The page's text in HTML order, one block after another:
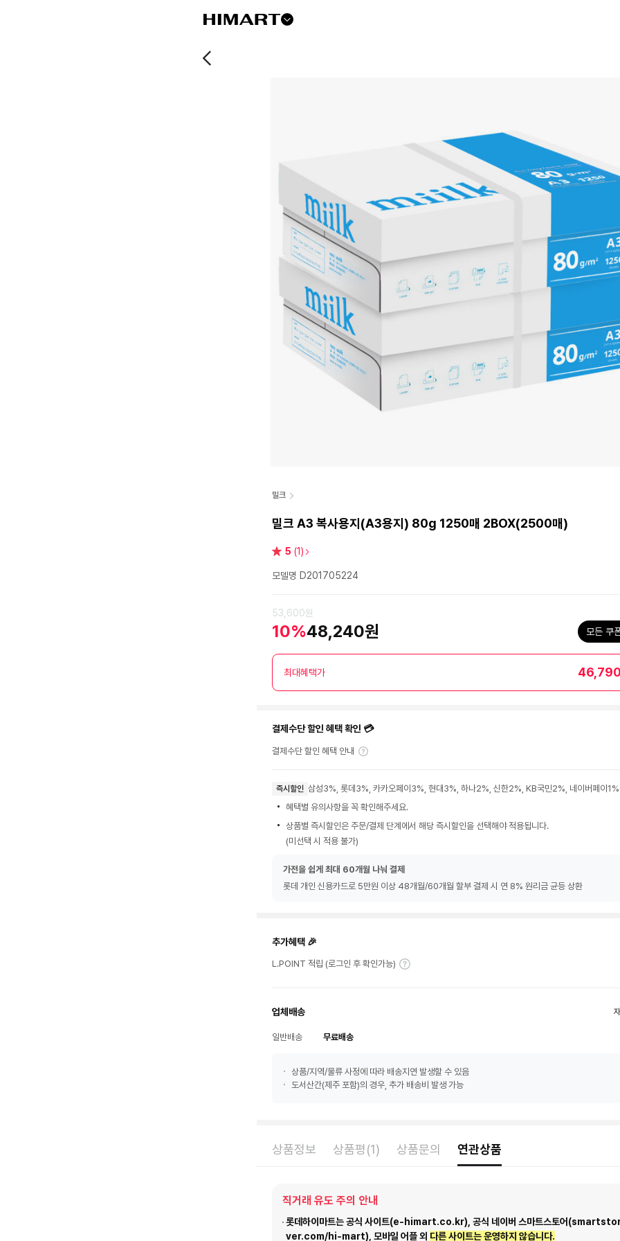
밀크
밀크 A3 복사용지(A3용지) 80g 1250매 2BOX(2500매)
별 5 (1)
모델명 D201705224
53,600원
10%48,240원 모든 쿠
최대혜택가
결제수단 할인 혜택 확인 💳
결제수단 할인 혜택 안내
즉시할인 삼성3%, 롯데3%, 카카오페이3%, 현대3%, 하나2%, 신한2%, KB국민2%, 네이버페이1%
혜택별 유의사항을 꼭 확인해주세요.
상품별 즉시할인은 주문/결제 단계에서 해당 즉시할인을 선택해야 적용됩니다.
(미선택 시 적용 불가)
가전을 쉽게 최대 60개월 나눠 결제
롯데 개인 신용카드로 5만원 이상 48개월/60개월 할부 결제 시 연 8% 원리금 균등 상환
추가혜택 🎉
L.POINT 적립 (로그인 후 확인가능)
업체배송
일반배송 무료배송
상품/지역/물류 사정에 따라 배송지연 발생할 수 있음
도서산간(제주 포함)의 경우, 추가 배송비 발생 가능
상품정보 상품평(1) 상품문의 연관상품
직거래 유도 주의 안내
롯데하이마트는 공식 사이트(e-himart.co.kr), 공식 네이버 스마트스토어
ver.com/hi-mart), 모바일 어플 외 다른 사이트는 운영하지 않습니다.